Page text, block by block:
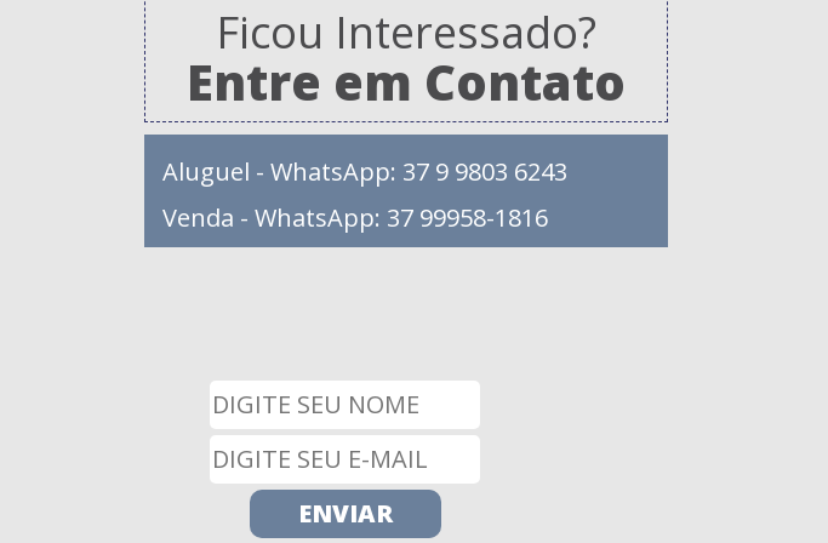
Ficou Interessado?
Entre em Contato
Aluguel - WhatsApp: 37 9 9803 6243
Venda - WhatsApp: 37 99958-1816